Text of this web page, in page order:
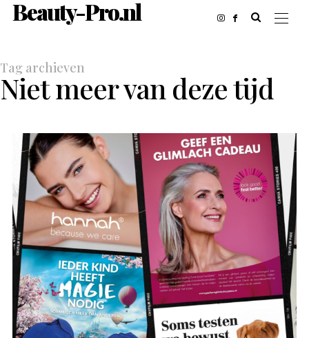
Beauty-Pro.nl
Tag archieven
Niet meer van deze tijd